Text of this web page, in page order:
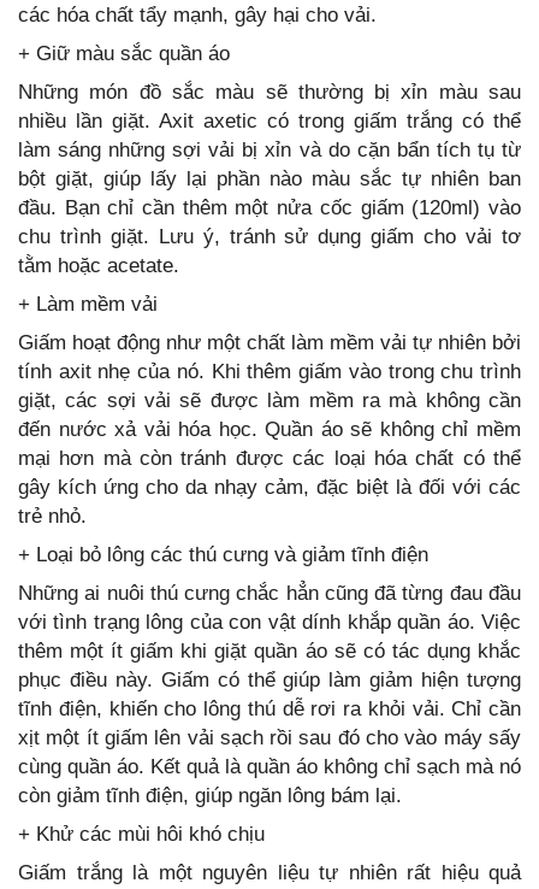
các hóa chất tẩy mạnh, gây hại cho vải.
+ Giữ màu sắc quần áo
Những món đồ sắc màu sẽ thường bị xỉn màu sau
nhiều lần giặt. Axit axetic có trong giấm trắng có thể
làm sáng những sợi vải bị xỉn và do cặn bẩn tích tụ từ
bột giặt, giúp lấy lại phần nào màu sắc tự nhiên ban
đầu. Bạn chỉ cần thêm một nửa cốc giấm (120ml) vào
chu trình giặt. Lưu ý, tránh sử dụng giấm cho vải tơ
tằm hoặc acetate.
+ Làm mềm vải
Giấm hoạt động như một chất làm mềm vải tự nhiên bởi
tính axit nhẹ của nó. Khi thêm giấm vào trong chu trình
giặt, các sợi vải sẽ được làm mềm ra mà không cần
đến nước xả vải hóa học. Quần áo sẽ không chỉ mềm
mại hơn mà còn tránh được các loại hóa chất có thể
gây kích ứng cho da nhạy cảm, đặc biệt là đối với các
trẻ nhỏ.
+ Loại bỏ lông các thú cưng và giảm tĩnh điện
Những ai nuôi thú cưng chắc hẳn cũng đã từng đau đầu
với tình trạng lông của con vật dính khắp quần áo. Việc
thêm một ít giấm khi giặt quần áo sẽ có tác dụng khắc
phục điều này. Giấm có thể giúp làm giảm hiện tượng
tĩnh điện, khiến cho lông thú dễ rơi ra khỏi vải. Chỉ cần
xịt một ít giấm lên vải sạch rồi sau đó cho vào máy sấy
cùng quần áo. Kết quả là quần áo không chỉ sạch mà nó
còn giảm tĩnh điện, giúp ngăn lông bám lại.
+ Khử các mùi hôi khó chịu
Giấm trắng là một nguyên liệu tự nhiên rất hiệu quả